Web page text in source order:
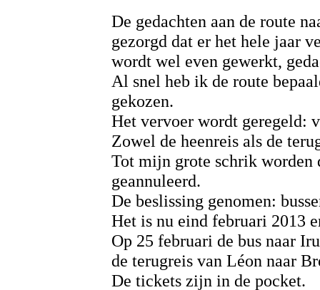
De gedachten aan de route
gezorgd dat er het hele jaar
wordt wel even gewerkt,
Al snel heb ik de route
gekozen.
Het vervoer wordt geregeld:
Zowel de heenreis als de
Tot mijn grote schrik
geannuleerd.
De beslissing genomen:
Het is nu eind februari 2013
Op 25 februari de bus naar
de terugreis van Léon naar
De tickets zijn in de pocket.